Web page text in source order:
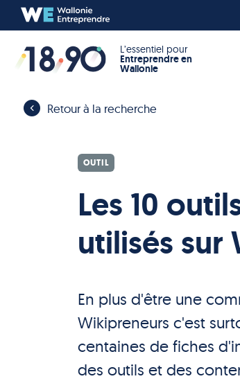
L’essentiel pour
Entreprendre en
Wallonie
Retour à la recherche
OUTIL
Les 10
utilisés sur
En plus d'être une
Wikipreneurs c'est
centaines de fiches
des outils et des